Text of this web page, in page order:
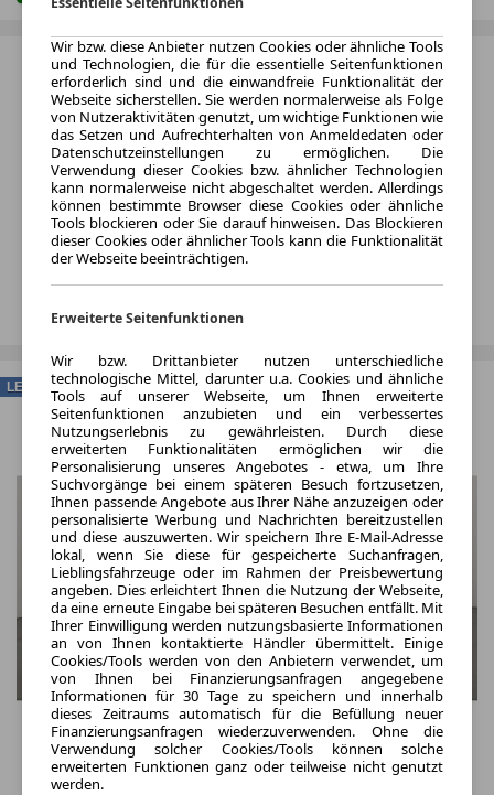
LEASING
Wir bzw. diese Anbieter nutzen Cookies oder ähnliche Tools
und Technologien, die für die essentielle Seitenfunktionen
erforderlich sind und die einwandfreie Funktionalität der
Webseite sicherstellen. Sie werden normalerweise als Folge
von Nutzeraktivitäten genutzt, um wichtige Funktionen wie
das Setzen und Aufrechterhalten von Anmeldedaten oder
Datenschutzeinstellungen zu ermöglichen. Die
Verwendung dieser Cookies bzw. ähnlicher Technologien
kann normalerweise nicht abgeschaltet werden. Allerdings
können bestimmte Browser diese Cookies oder ähnliche
Tools blockieren oder Sie darauf hinweisen. Das Blockieren
dieser Cookies oder ähnlicher Tools kann die Funktionalität
der Webseite beeinträchtigen.
Erweiterte Seitenfunktionen
Wir bzw. Drittanbieter nutzen unterschiedliche
technologische Mittel, darunter u.a. Cookies und ähnliche
Tools auf unserer Webseite, um Ihnen erweiterte
Seitenfunktionen anzubieten und ein verbessertes
Nutzungserlebnis zu gewährleisten. Durch diese
erweiterten Funktionalitäten ermöglichen wir die
Personalisierung unseres Angebotes - etwa, um Ihre
Suchvorgänge bei einem späteren Besuch fortzusetzen,
Ihnen passende Angebote aus Ihrer Nähe anzuzeigen oder
personalisierte Werbung und Nachrichten bereitzustellen
und diese auszuwerten. Wir speichern Ihre E-Mail-Adresse
lokal, wenn Sie diese für gespeicherte Suchanfragen,
Lieblingsfahrzeuge oder im Rahmen der Preisbewertung
angeben. Dies erleichtert Ihnen die Nutzung der Webseite,
da eine erneute Eingabe bei späteren Besuchen entfällt. Mit
Ihrer Einwilligung werden nutzungsbasierte Informationen
an von Ihnen kontaktierte Händler übermittelt. Einige
Cookies/Tools werden von den Anbietern verwendet, um
von Ihnen bei Finanzierungsanfragen angegebene
Informationen für 30 Tage zu speichern und innerhalb
dieses Zeitraums automatisch für die Befüllung neuer
Finanzierungsanfragen wiederzuverwenden. Ohne die
Verwendung solcher Cookies/Tools können solche
erweiterten Funktionen ganz oder teilweise nicht genutzt
werden.